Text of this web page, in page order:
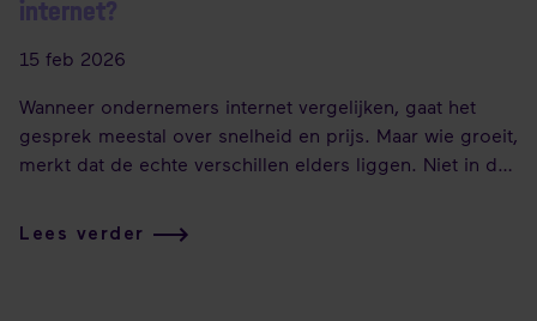
internet?
15 feb 2026
Wanneer ondernemers internet vergelijken, gaat het
gesprek meestal over snelheid en prijs. Maar wie groeit,
merkt dat de echte verschillen elders liggen. Niet in de
ingericht, waar verantwoordelijkheid begint en eindigt,
en hoeveel controle je als organisatie daadwerkelijk
Lees verder